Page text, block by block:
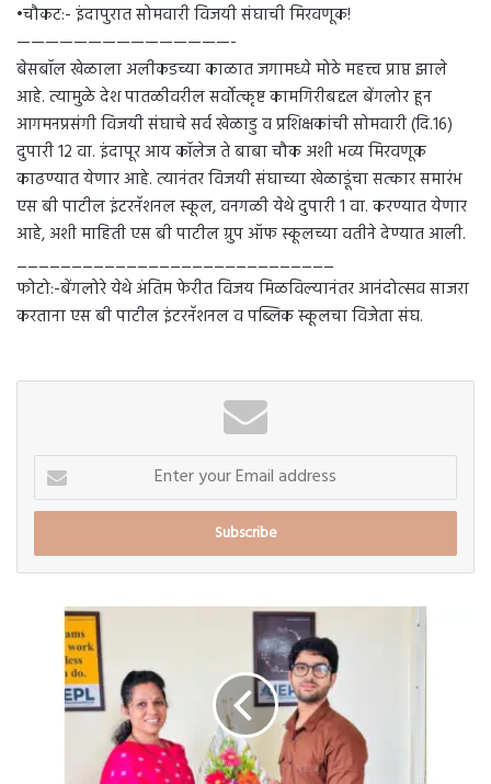
•चौकट:- इंदापुरात सोमवारी विजयी संघाची मिरवणूक!
———————————————-
बेसबॉल खेळाला अलीकडच्या काळात जगामध्ये मोठे महत्त्व प्राप्त झाले
आहे. त्यामुळे देश पातळीवरील सर्वोत्कृष्ट कामगिरीबद्दल बेंगलोर हून
आगमनप्रसंगी विजयी संघाचे सर्व खेळाडु व प्रशिक्षकांची सोमवारी (दि.16)
दुपारी 12 वा. इंदापूर आय कॉलेज ते बाबा चौक अशी भव्य मिरवणूक
काढण्यात येणार आहे. त्यानंतर विजयी संघाच्या खेळाडूंचा सत्कार समारंभ
एस बी पाटील इंटरनॅशनल स्कूल, वनगळी येथे दुपारी 1 वा. करण्यात येणार
आहे, अशी माहिती एस बी पाटील ग्रुप ऑफ स्कूलच्या वतीने देण्यात आली.
_____________________________
फोटो:-बेंगलोरे येथे अंतिम फेरीत विजय मिळविल्यानंतर आनंदोत्सव साजरा
करताना एस बी पाटील इंटरनॅशनल व पब्लिक स्कूलचा विजेता संघ.
Enter
your
Email
एज्युकेशन